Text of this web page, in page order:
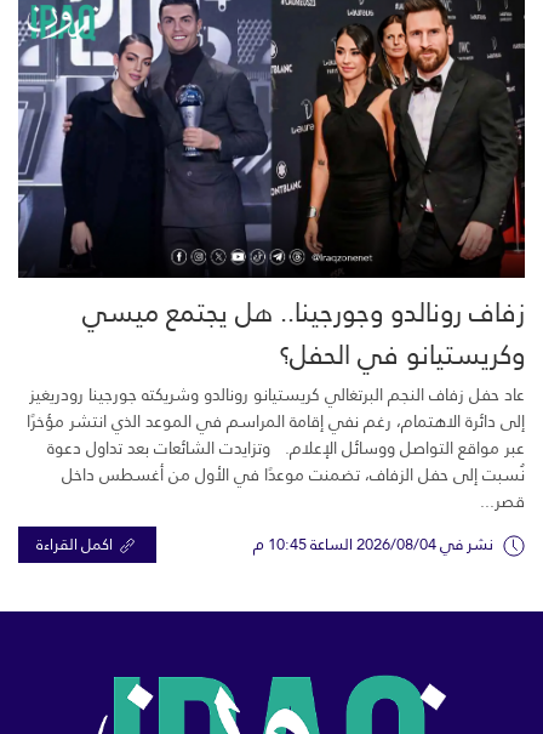
زفاف رونالدو وجورجينا.. هل يجتمع ميسي
وكريستيانو في الحفل؟
عاد حفل زفاف النجم البرتغالي كريستيانو رونالدو وشريكته جورجينا رودريغيز
إلى دائرة الاهتمام، رغم نفي إقامة المراسم في الموعد الذي انتشر مؤخرًا
عبر مواقع التواصل ووسائل الإعلام. وتزايدت الشائعات بعد تداول دعوة
نُسبت إلى حفل الزفاف، تضمنت موعدًا في الأول من أغسطس داخل
قصر...
نشر في 2026/08/04 الساعة 10:45 م اكمل القراءة